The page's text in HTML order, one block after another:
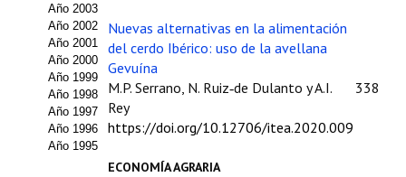
Jornadas PAM 2026
Premio Jóvenes Investigadores
Buscador de Comunicaciones
Buscador de Comunicaciones
Año 2003
Año 2002
Año 2001
Año 2000
Año 1999
Año 1998
Año 1997
Año 1996
Año 1995
Nuevas alternativas en la alimentación
del cerdo Ibérico: uso de la avellana
Gevuína
M.P. Serrano, N. Ruiz‑de Dulanto y A.I.
Rey
https://doi.org/10.12706/itea.2020.009
338
ECONOMÍA AGRARIA